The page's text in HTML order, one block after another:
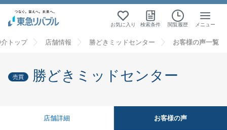
お気に入り 検索条件 閲覧履歴 メニュー
トップ 店舗情報 勝どきミッドセンター お客様の声一覧
売買 勝どきミッドセンター
店舗詳細 お客様の声